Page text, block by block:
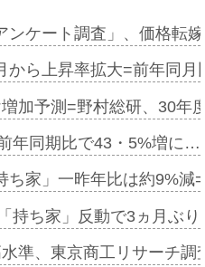
ンケート調査」、価格転
から上昇率拡大=前年同
加予測=野村総研、30年
年同期比で43・5%増に…
ち家」一昨年比は約9%
持ち家」反動で3ヵ月ぶ
準、東京商工リサーチ